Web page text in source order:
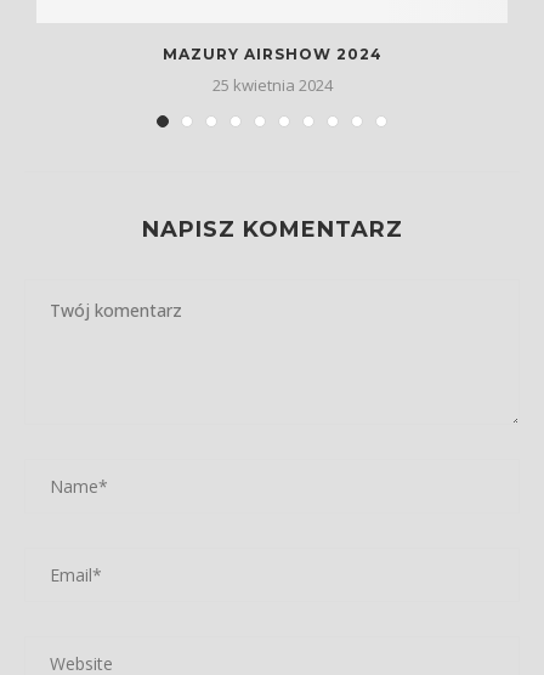
MAZURY AIRSHOW 2024
25 kwietnia 2024
NAPISZ KOMENTARZ